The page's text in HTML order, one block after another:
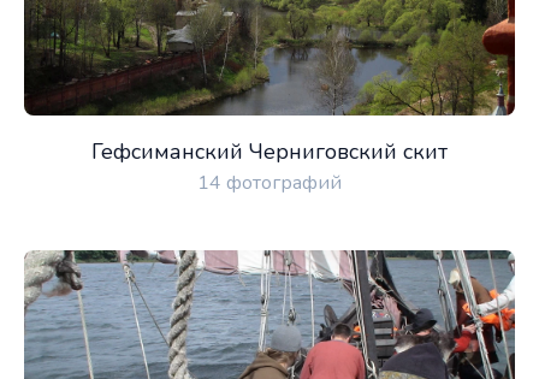
Гефсиманский Черниговский скит
14 фотографий